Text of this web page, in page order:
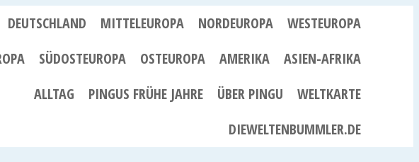
DEUTSCHLAND MITTELEUROPA NORDEUROPA
WESTEUROPA
SÜDOSTEUROPA OSTEUROPA AMERIKA
ASIEN-AFRIKA
ALLTAG
PINGUS FRÜHE JAHRE ÜBER PINGU
WELTKARTE
DIEWELTENBUMMLER.DE